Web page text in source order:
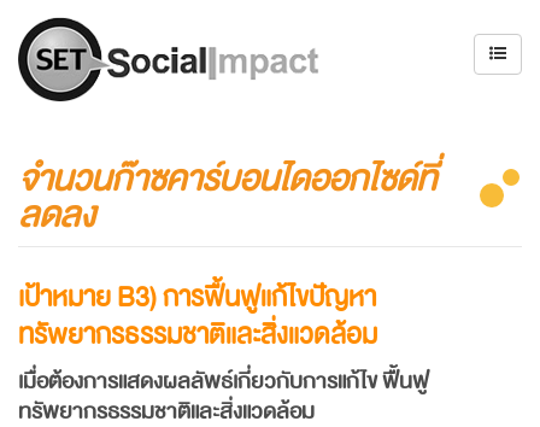
จำนวนก๊าซคาร์บอนไดออกไซด์ที่
ลดลง
เป้าหมายB3) การฟื้นฟูแก้ไขปัญหา
ทรัพยากรธรรมชาติและสิ่งแวดล้อม
เมื่อต้องการแสดงผลลัพธ์เกี่ยวกับการแก้ไข ฟื้นฟู
ทรัพยากรธรรมชาติและสิ่งแวดล้อม